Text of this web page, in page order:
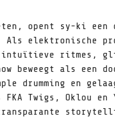
opent sy-ki een
Als elektronische
intuïtieve ritmes,
beweegt als een
drumming en
Twigs, Oklou